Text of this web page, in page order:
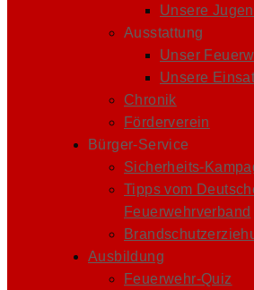
Unsere
Ausstattung
Unser
Unsere
Chronik
Förderverein
Bürger-Service
Sicherheits-
Tipps vom
Feuerwehrverband
Ausbildung
Feuerwehr-Quiz